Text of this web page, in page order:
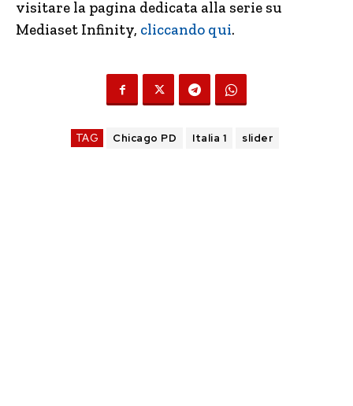
visitare la pagina dedicata alla serie su
Mediaset Infinity, cliccando qui.
TAG Chicago PD Italia 1 slider